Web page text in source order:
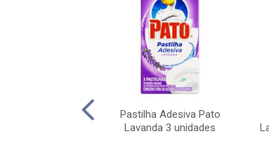
Pastilha Adesiva Pato
Lavanda 3 unidades